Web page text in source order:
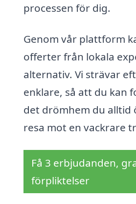
processen för dig.
Genom vår plattform
offerter från lokala
alternativ. Vi strävar
enklare, så att du kan
det drömhem du alltid
resa mot en vackrare
Få 3 erbjudanden,
förpliktelser